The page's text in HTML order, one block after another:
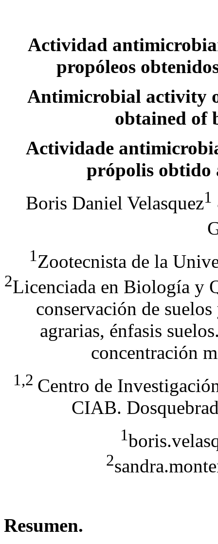
Actividad
propóleos
Antimicrobial activity
obtained of
Actividade
própolis obtido
Boris Daniel Velasquez1
1Zootecnista de la
2Licenciada en Biología y
conservación de
agrarias, énfasis
concentración
1,2 Centro de
CIAB.
1
2
Resumen.